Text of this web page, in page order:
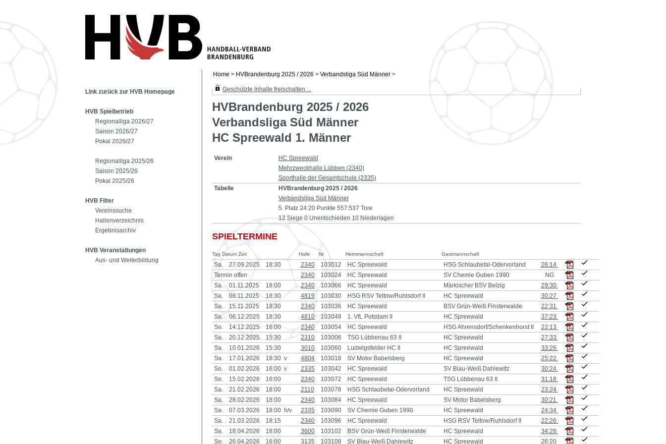
Home > HVBrandenburg 2025 / 2026 > Verbandsliga Süd Männer>
Link zurück zur HVB Homepage
HVB Spielbetrieb
Regionalliga 2026/27
Saison 2026/27
Pokal 2026/27
Regionalliga 2025/26
Saison 2025/26
Pokal 2025/26
HVB Filter
Vereinssuche
Hallenverzeichnis
Ergebnisarchiv
HVB Veranstaltungen
Aus- und Weiterbildung
Geschützte Inhalte freischalten ...
HVBrandenburg 2025 / 2026
Verbandsliga Süd Männer
HC Spreewald 1. Männer
Verein
HC Spreewald
Mehrzweckhalle Lübben (2340)
Sporthalle der Gesamtschule (2335)
Tabelle
HVBrandenburg 2025 / 2026
Verbandsliga Süd Männer
5. Platz 24:20 Punkte 557:537 Tore
12 Siege 0 Unentschieden 10 Niederlagen
SPIELTERMINE
Tag Datum Zeit Halle Nr. Heimmannschaft Gastmannschaft
Sa. 27.09.2025 18:30 2340 103012 HC Spreewald HSG Schlaubetal-Odervorland
26:14
Termin offen
2340 103024 HC Spreewald SV Chemie Guben 1990
NG
Sa.
01.11.2025 18:00 2340 103066 HC Spreewald Märkischer BSV Belzig
29:30
Sa.
08.11.2025 18:30 4819 103030 HSG RSV Teltow/Ruhlsdorf II HC Spreewald
30:27
Sa.
15.11.2025 18:30 2340 103036 HC Spreewald BSV Grün-Weiß Finsterwalde
22:31
Sa.
06.12.2025 18:30 4810 103048 1. VfL Potsdam II HC Spreewald
37:23
So.
14.12.2025 16:00 2340 103054 HC Spreewald HSG Ahrensdorf/Schenkenhorst II
22:13
Sa.
20.12.2025 15:30 2310 103006 TSG Lübbenau 63 II HC Spreewald
27:33
Sa.
10.01.2026 15:30 3010 103060 Ludwigsfelder HC II HC Spreewald
33:26
Sa.
17.01.2026 18:30 v 4804 103018 SV Motor Babelsberg HC Spreewald
25:22
So.
01.02.2026 16:00 v 2335 103042 HC Spreewald SV Blau-Weiß Dahlewitz
30:24
So.
15.02.2026 16:00 2340 103072 HC Spreewald TSG Lübbenau 63 II
31:18
Sa.
21.02.2026 18:00 2110 103078 HSG Schlaubetal-Odervorland HC Spreewald
23:24
Sa.
28.02.2026 18:00 2340 103084 HC Spreewald SV Motor Babelsberg
30:21
Sa.
07.03.2026 18:00 h/v 2335 103090 SV Chemie Guben 1990 HC Spreewald
24:34
Sa.
21.03.2026 18:15 2340 103096 HC Spreewald HSG RSV Teltow/Ruhlsdorf II
22:26
Sa.
18.04.2026 18:00 3600 103102 BSV Grün-Weiß Finsterwalde HC Spreewald
34:26
So.
26.04.2026 16:00 3135 103108 SV Blau-Weiß Dahlewitz HC Spreewald 26:20